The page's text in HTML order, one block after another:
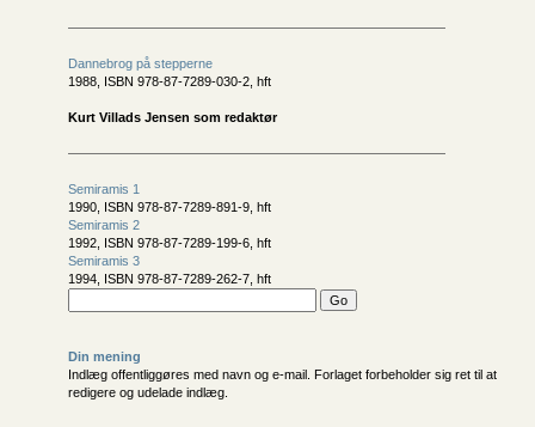
Dannebrog på stepperne
1988, ISBN 978-87-7289-030-2, hft
Kurt Villads Jensen som redaktør
Semiramis 1
1990, ISBN 978-87-7289-891-9, hft
Semiramis 2
1992, ISBN 978-87-7289-199-6, hft
Semiramis 3
1994, ISBN 978-87-7289-262-7, hft
Din mening
Indlæg offentliggøres med navn og e-mail. Forlaget forbeholder sig ret til at
redigere og udelade indlæg.